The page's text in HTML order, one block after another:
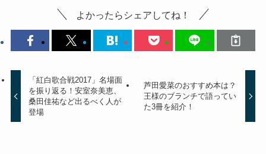
「森鴎外記念館」では『文豪ストレイドッグス』
関連の展示がちらほら！